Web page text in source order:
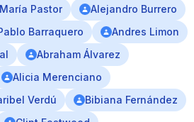
María Pastor
Alejandro Burrero
Barraquero
Andres Limon
Abraham Álvarez
Alicia Merenciano
Verdú
Bibiana Fernández